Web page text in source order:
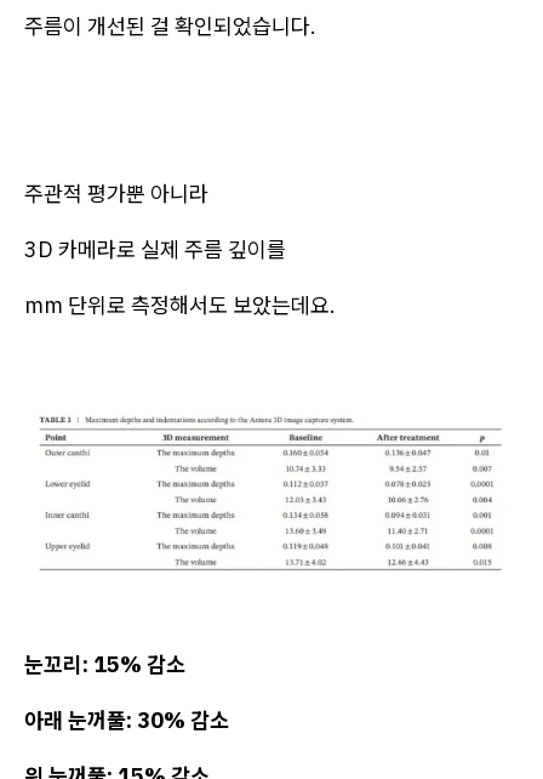
주름이 개선된 걸 확인되었습니다.
주관적 평가뿐 아니라
3D 카메라로 실제 주름 깊이를
mm 단위로 측정해서도 보았는데요.
눈꼬리: 15% 감소
아래 눈꺼풀: 30% 감소